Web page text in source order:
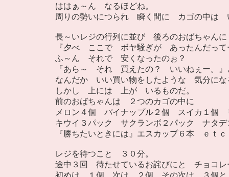
ははぁ～ん なるほどね。
周りの勢いにつられ 瞬く間に カゴの中は
長～いレジの行列に並び 後ろのおばちゃん
『夕べ ここで ボヤ騒ぎが あったんだって
ふ～ん それで 安くなったのぉ？
『あら～ それ 買えたの？ いいねぇー。』
なんだか いい買い物をしたような 気分にな
しかし 上には 上が いるものだ。
前のおばちゃんは ２つのカゴの中に
メロン４個 パイナップル２個 スイカ１個
キウイ３パック サクランボ２パック ナタデ
『勝ちたいときには』エスカップ６本 ｅｔｃ
レジを待つこと ３０分。
途中３回 待たせているお詫びにと チョコ
初めは １個 次は ２個 その次は ３個と